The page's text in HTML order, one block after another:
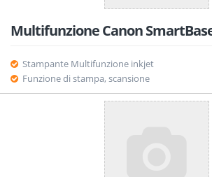
Multifunzione Canon
Stampante Multifunzione inkjet
Funzione di stampa, scansione